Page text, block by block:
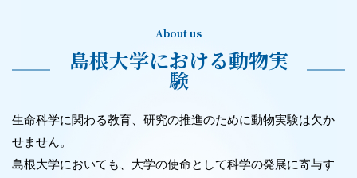
About us
島根大学における動物実
験
生命科学に関わる教育、研究の推進のために動物実験は欠か
せません。
島根大学においても、大学の使命として科学の発展に寄与す